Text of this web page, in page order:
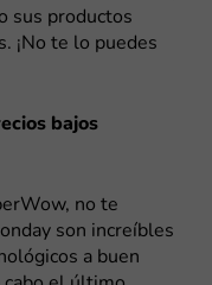
sus productos
¡No te lo puedes
bajos
no te
son increíbles
a buen